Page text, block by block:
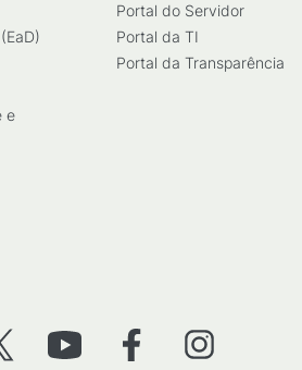
e
Portal do Servidor
Portal da TI
Portal da Transparência